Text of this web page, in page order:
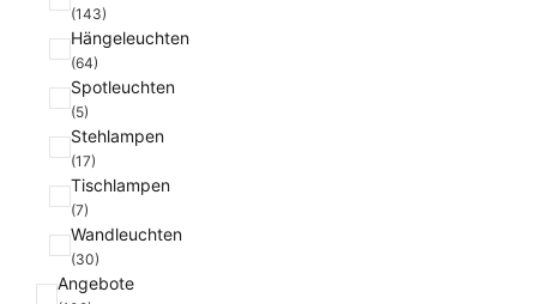
(143)
Hängeleuchten
(64)
Spotleuchten
(5)
Stehlampen
(17)
Tischlampen
(7)
Wandleuchten
(30)
Angebote